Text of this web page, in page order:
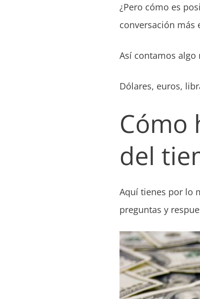
¿Pero cómo es
conversación más
Así contamos
Dólares, euros,
Cómo
del
Aquí tienes por lo
preguntas y